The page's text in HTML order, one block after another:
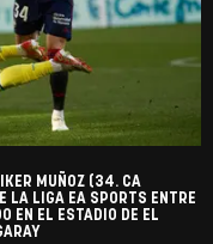
IKER MUÑOZ (34. CA
LA LIGA EA SPORTS ENTRE
EN EL ESTADIO DE EL